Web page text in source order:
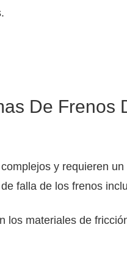
De Frenos
y requieren
falla de los frenos
los materiales de